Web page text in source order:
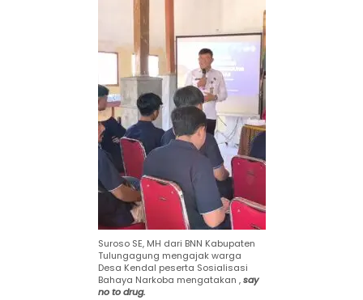
Suroso SE, MH dari BNN Kabupaten
Tulungagung mengajak warga
Desa Kendal peserta Sosialisasi
Bahaya Narkoba mengatakan ,say
no to drug.